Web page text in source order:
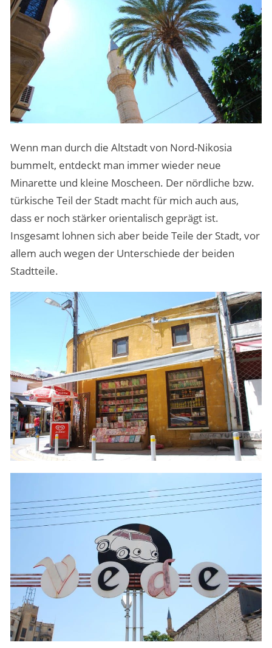
Wenn man durch die Altstadt von Nord-Nikosia
bummelt, entdeckt man immer wieder neue
Minarette und kleine Moscheen. Der nördliche bzw.
türkische Teil der Stadt macht für mich auch aus,
dass er noch stärker orientalisch geprägt ist.
Insgesamt lohnen sich aber beide Teile der Stadt, vor
allem auch wegen der Unterschiede der beiden
Stadtteile.